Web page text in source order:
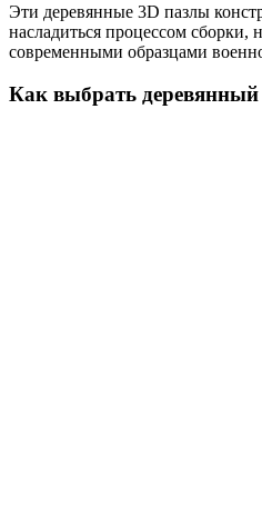
Эти деревянные 3D пазлы
насладиться процессом сборки,
современными образцами
Как выбрать деревянный